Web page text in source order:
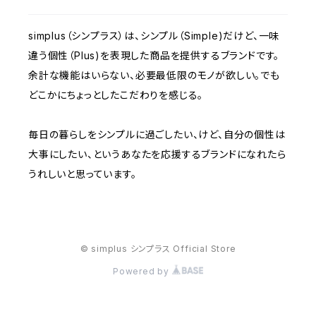
モニター
電動ミシン
simplus（シンプラス）は、シンプル（Simple)だけど、一味
違う個性（Plus)を表現した商品を提供するブランドです。
余計な機能はいらない、必要最低限のモノが欲しい。でも
どこかにちょっとしたこだわりを感じる。
毎日の暮らしをシンプルに過ごしたい、けど、自分の個性は
大事にしたい、というあなたを応援するブランドになれたら
うれしいと思っています。
© simplus シンプラス Official Store
Powered by